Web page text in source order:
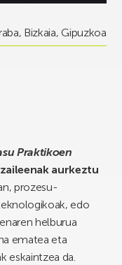
, Bizkaia,Gipuzkoa
Praktikoen
aurkeztu
prozesu-
edo
helburua
ematea eta
eskaintzea da.